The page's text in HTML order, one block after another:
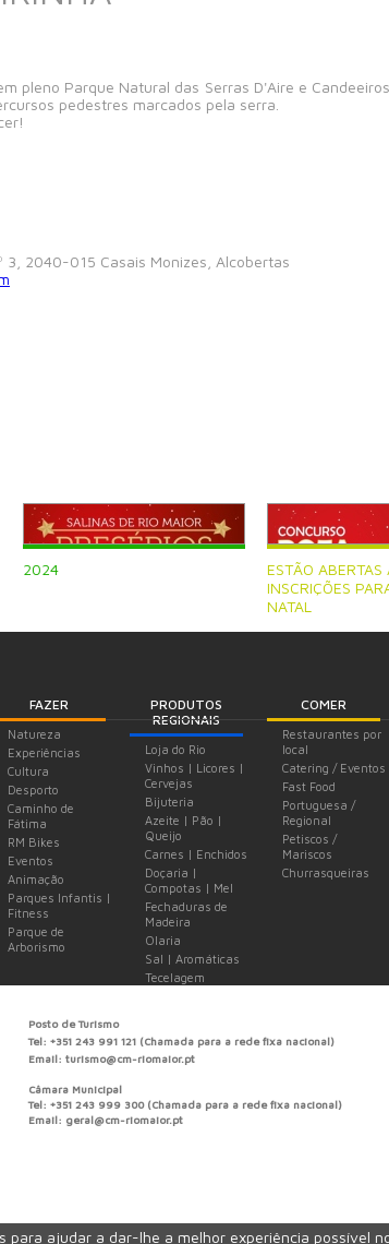
pleno Parque Natural das Serras D'Aire e
pedestres marcados pela serra.
3, 2040-015 Casais Monizes, Alcobertas
2024
ESTÃO ABERTAS
INSCRIÇÕES
NATAL
FAZER
Natureza
Experiências
Cultura
Desporto
Caminho de
Fátima
RM Bikes
Eventos
Animação
Parques Infantis |
Fitness
Parque de
Arborismo
PRODUTOS
REGIONAIS
Loja do Rio
Vinhos | Licores |
Cervejas
Bijuteria
Azeite | Pão |
Queijo
Carnes | Enchidos
Doçaria |
Compotas | Mel
Fechaduras de
Madeira
Olaria
Sal | Aromáticas
Tecelagem
COMER
Restaurantes por
local
Catering / Eventos
Fast Food
Portuguesa /
Regional
Petiscos /
Mariscos
Churrasqueiras
Posto de Turismo
Tel: +351 243 991 121 (Chamada para a rede fixa nacional)
Email: turismo@cm-riomaior.pt
Câmara Municipal
Tel: +351 243 999 300 (Chamada para a rede fixa nacional)
Email: geral@cm-riomaior.pt
para ajudar a dar-lhe a melhor experiência possível